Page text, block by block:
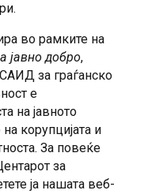
во рамките на
јавно добро,
за граѓанско
е
на јавното
корупцијата и
За повеќе
за
ја нашата веб-